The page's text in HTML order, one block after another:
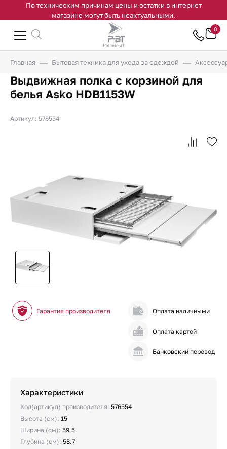
По техническим причинам цены и остатки в интернет
магазине могут быть неактуальными.
0
Главная Бытовая техника для ухода за одеждой
Выдвижная полка с корзиной для
белья Asko HDB1153W
Артикул: 576554
Гарантия производителя Оплата наличными
Оплата картой
Банковский перевод
Характеристики
Код(артикул) производителя: 576554
Высота (см): 15
Ширина (см): 59.5
Глубина (см): 58.7